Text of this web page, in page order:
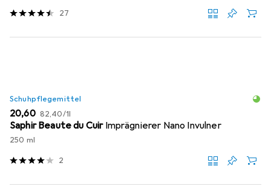
27
Schuhpflegemittel
EUR
20,60 EUR
82,40/1l
Saphir Beaute du Cuir Imprägnierer Nano Invulner
250 ml
2